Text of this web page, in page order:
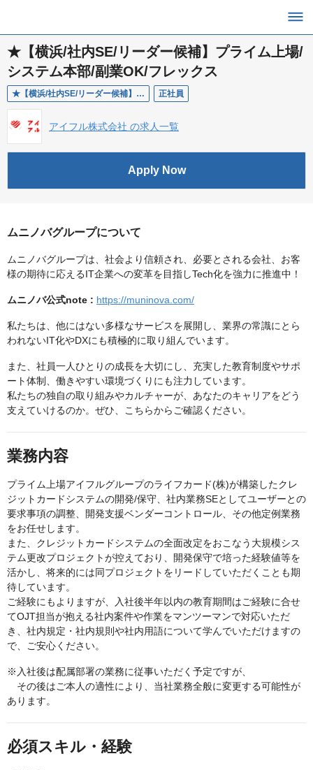
★【横浜/社内SE/リーダー候補】プライム上場/
システム本部/副業OK/フレックス
★【横浜/社内SE/リーダー候補】プライム上場/システム本部/副業OK/フレックス 正社員
アイフル株式会社 の求人一覧
Apply Now
ムニノバグループについて
ムニノバグループは、社会より信頼され、必要とされる会社、お客
様の期待に応えるIT企業への変革を目指しTech化を強力に推進中！
ムニノバ公式note : https://muninova.com/
私たちは、他にはない多様なサービスを展開し、業界の常識にとら
われないIT化やDXにも積極的に取り組んでいます。
また、社員一人ひとりの成長を大切にし、充実した教育制度やサポ
ート体制、働きやすい環境づくりにも注力しています。
私たちの独自の取り組みやカルチャーが、あなたのキャリアをどう
支えていけるのか。ぜひ、こちらからご確認ください。
業務内容
プライム上場アイフルグループのライフカード(株)が構築したクレ
ジットカードシステムの開発/保守、社内業務SEとしてユーザーとの
要求事項の調整、開発支援ベンダーコントロール、その他定例業務
をお任せします。
また、クレジットカードシステムの全面改定をおこなう大規模シス
テム更改プロジェクトが控えており、開発保守で培った経験値等を
活かし、将来的には同プロジェクトをリードしていただくことも期
待しています。
ご経験にもよりますが、入社後半年以内の教育期間はご経験に合せ
てOJT担当が抱える社内案件や作業をマンツーマンで対応いただ
き、社内規定・社内規則や社内用語について学んでいただけますの
で、ご安心ください。
※入社後は配属部署の業務に従事いただく予定ですが、
その後はご本人の適性により、当社業務全般に変更する可能性が
あります。
必須スキル・経験